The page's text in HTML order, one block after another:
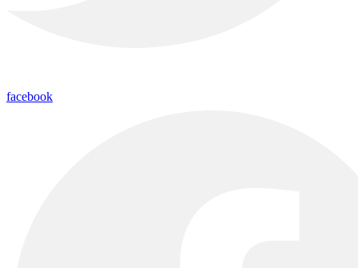
facebook